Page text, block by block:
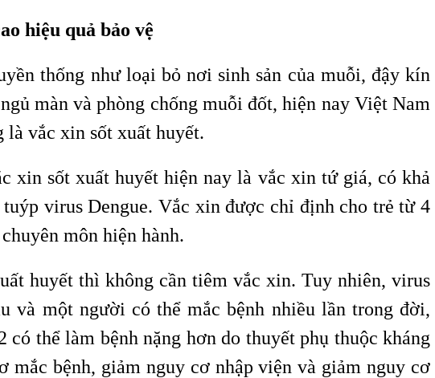
hiệu quả bảo vệ
thống như loại bỏ nơi sinh sản của muỗi, đậy kín
màn và phòng chống muỗi đốt, hiện nay Việt Nam
là vắc xin sốt xuất huyết.
xin sốt xuất huyết hiện nay là vắc xin tứ giá, có khả
virus Dengue. Vắc xin được chỉ định cho trẻ từ 4
môn hiện hành.
huyết thì không cần tiêm vắc xin. Tuy nhiên, virus
và một người có thể mắc bệnh nhiều lần trong đời,
thể làm bệnh nặng hơn do thuyết phụ thuộc kháng
bệnh, giảm nguy cơ nhập viện và giảm nguy cơ